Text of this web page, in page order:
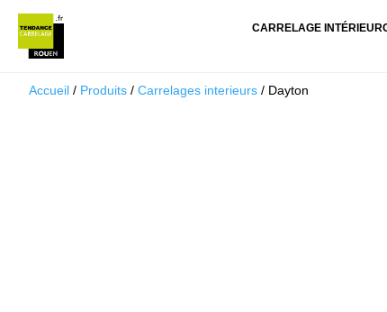
CARRELAGE INTÉRIEUR
Accueil / Produits / Carrelages interieurs / Dayton